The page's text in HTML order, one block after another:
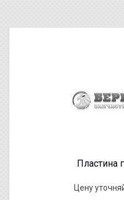
Пластина
Цену